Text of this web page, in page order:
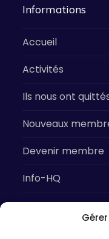
Informations
Accueil
Activités
Ils nous ont
Nouveaux
Devenir membre
Info-HQ